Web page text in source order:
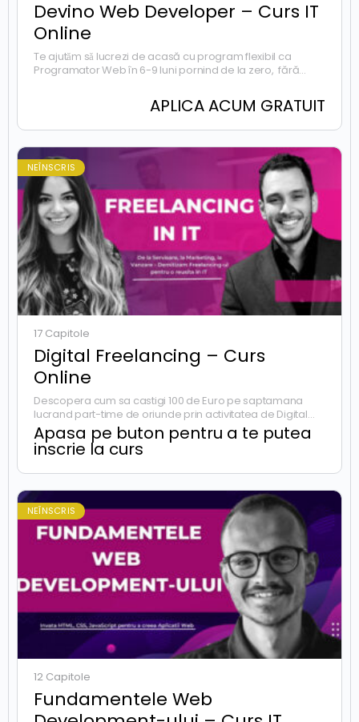
Devino Web Developer – Curs IT
Online
Te ajutǎm sǎ lucrezi de acasă cu program flexibil ca
Programator Web în 6-9 luni pornind de la zero, fără
aplicǎ acum în program.APLICA ACUM GRATUIT
NEÎNSCRIS
17 Capitole
Digital Freelancing – Curs
Online
Descopera cum sa castigi 100 de Euro pe saptamana
lucrand part-time de oriunde prin activitatea de Digital
Freelancer cu experienta minima in domeniu.
Apasa pe buton pentru a te putea
inscrie la curs
NEÎNSCRIS
12 Capitole
Fundamentele Web